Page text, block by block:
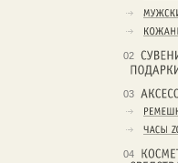
02
03
04